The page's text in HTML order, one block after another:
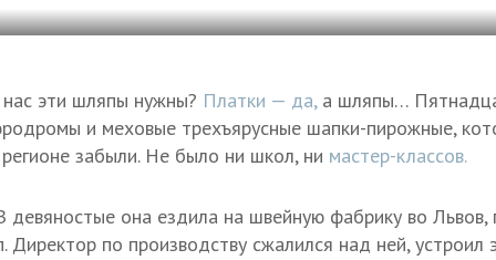
эти шляпы нужны? Платки — да,а шляпы…
и меховые трехъярусные шапки-пирожные,
забыли. Не было ни школ, ни мастер-классов.
девяностые она ездила на швейную фабрику во
Директор по производству сжалился над ней, устроил